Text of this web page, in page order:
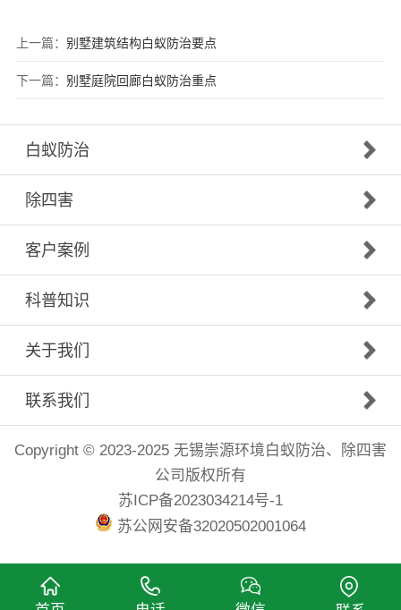
上一篇： 别墅建筑结构白蚁防治要点
下一篇： 别墅庭院回廊白蚁防治重点
白蚁防治
除四害
客户案例
科普知识
关于我们
联系我们
Copyright © 2023-2025 无锡崇源环境白蚁防治、除四害
公司版权所有
苏ICP备2023034214号-1
苏公网安备32020502001064